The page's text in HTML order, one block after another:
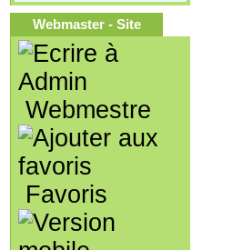
Webmaster - Site
Webmestre
Favoris